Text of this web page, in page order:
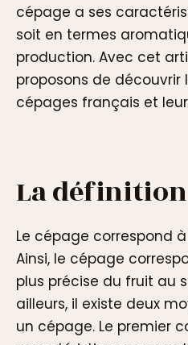
cépage a ses
soit en termes
production. Avec cet
proposons de découvrir
cépages français et
La définition
Le cépage correspond
Ainsi, le cépage
plus précise du fruit au
ailleurs, il existe deux
un cépage. Le premier